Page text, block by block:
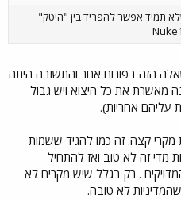
תמיד אפשר להפריד בין "היטק"
הזה בפורום אחר והתשובה היתה
מאשרת את כל היצוא ויש גבול
עליהם אחריות).
מקרי קצה. זה כמו להגיד ששמות
מדי זה לא טוב ואז להתחיל
. רק בגלל שיש מקרים לא
לא טובה.